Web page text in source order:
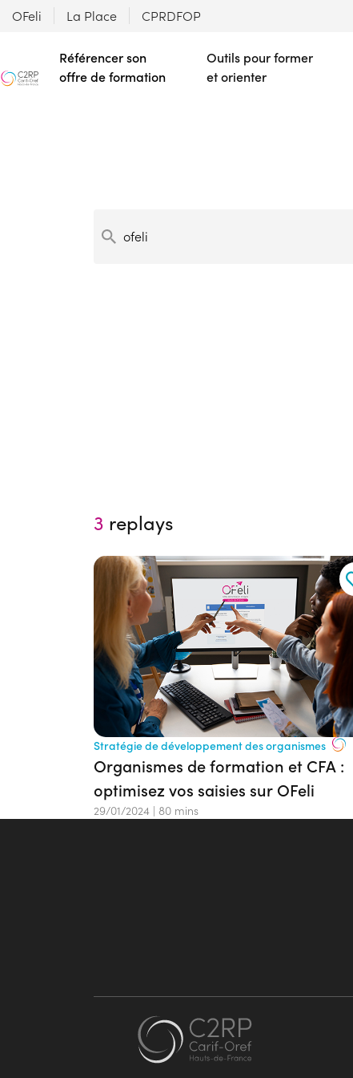
OFeli La Place CPRDFOP
Référencer son
offre de formation
Outils pour former
et orienter
3 replays
Stratégie de développement des organismes
Organismes de formation et CFA :
optimisez vos saisies sur OFeli
29/01/2024 | 80 mins